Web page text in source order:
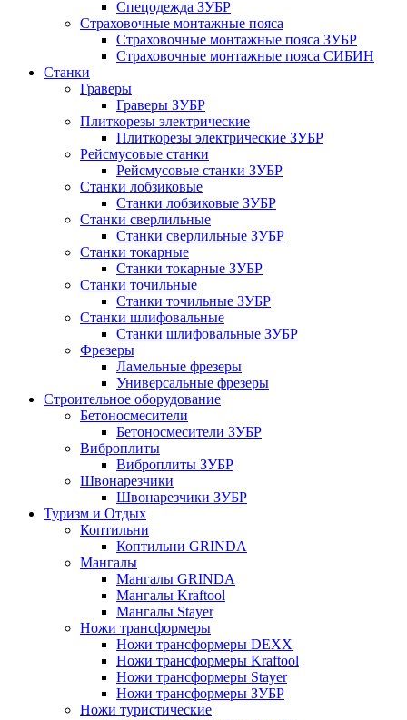
Спецодежда ЗУБР
Страховочные монтажные пояса
Страховочные монтажные пояса ЗУБР
Страховочные монтажные пояса СИБИН
Станки
Граверы
Граверы ЗУБР
Плиткорезы электрические
Плиткорезы электрические ЗУБР
Рейсмусовые станки
Рейсмусовые станки ЗУБР
Станки лобзиковые
Станки лобзиковые ЗУБР
Станки сверлильные
Станки сверлильные ЗУБР
Станки токарные
Станки токарные ЗУБР
Станки точильные
Станки точильные ЗУБР
Станки шлифовальные
Станки шлифовальные ЗУБР
Фрезеры
Ламельные фрезеры
Универсальные фрезеры
Строительное оборудование
Бетоносмесители
Бетоносмесители ЗУБР
Виброплиты
Виброплиты ЗУБР
Швонарезчики
Швонарезчики ЗУБР
Туризм и Отдых
Коптильни
Коптильни GRINDA
Мангалы
Мангалы GRINDA
Мангалы Kraftool
Мангалы Stayer
Ножи трансформеры
Ножи трансформеры DEXX
Ножи трансформеры Kraftool
Ножи трансформеры Stayer
Ножи трансформеры ЗУБР
Ножи туристические